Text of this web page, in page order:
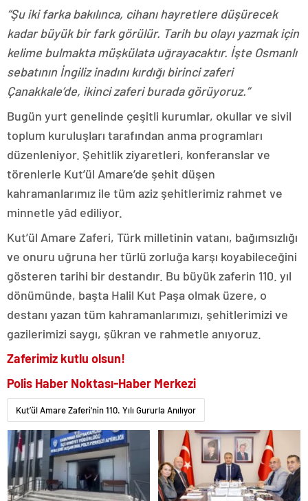
“Şu iki farka bakılınca, cihanı hayretlere düşürecek
kadar büyük bir fark görülür. Tarih bu olayı yazmak için
kelime bulmakta müşkülata uğrayacaktır. İşte Osmanlı
sebatının İngiliz inadını kırdığı birinci zaferi
Çanakkale’de, ikinci zaferi burada görüyoruz.”
Bugün yurt genelinde çeşitli kurumlar, okullar ve sivil
toplum kuruluşları tarafından anma programları
düzenleniyor. Şehitlik ziyaretleri, konferanslar ve
törenlerle Kut’ül Amare’de şehit düşen
kahramanlarımız ile tüm aziz şehitlerimiz rahmet ve
minnetle yâd ediliyor.
Kut’ül Amare Zaferi, Türk milletinin vatanı, bağımsızlığı
ve onuru uğruna her türlü zorluğa karşı koyabileceğini
gösteren tarihi bir destandır. Bu büyük zaferin 110. yıl
dönümünde, başta Halil Kut Paşa olmak üzere, o
destanı yazan tüm kahramanlarımızı, şehitlerimizi ve
gazilerimizi saygı, şükran ve rahmetle anıyoruz.
Zaferimiz kutlu olsun!
Polis Haber Noktası-Haber Merkezi
Kut’ül Amare Zaferi’nin 110. Yılı Gururla Anılıyor